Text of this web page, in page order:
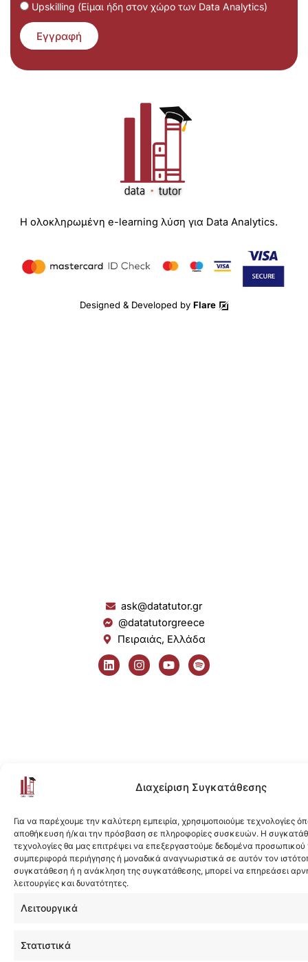
Διαχείριση Συγκατάθεσης
Για να παρέχουμε την καλύτερη εμπειρία, χρησιμοποιούμε τεχνολογίες
αποθήκευση ή/και την πρόσβαση σε πληροφορίες συσκευών. Η
τεχνολογίες θα μας επιτρέψει να επεξεργαστούμε δεδομένα
συμπεριφορά περιήγησης ή μοναδικά αναγνωριστικά σε αυτόν τον
συγκατάθεση ή η ανάκληση της συγκατάθεσης, μπορεί να επηρεάσει
λειτουργίες και δυνατότητες.
Λειτουργικά
Στατιστικά
Upskilling (Είμαι ήδη στον χώρο των Data Analytics)
Εγγραφή
Η ολοκληρωμένη e-learning λύση για Data Analytics.
Designed & Developed by Flare
ask@datatutor.gr
@datatutorgreece
Πειραιάς, Ελλάδα
L
i
n
I
n
s
Y
o
u
S
p
o